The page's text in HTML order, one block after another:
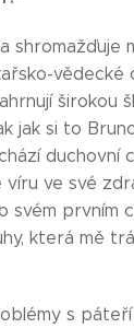
vědecké
širokou
jak si to
duchovní
ve své
svém prvním
která mě
s